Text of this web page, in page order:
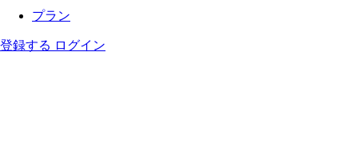
プラン
登録する ログイン